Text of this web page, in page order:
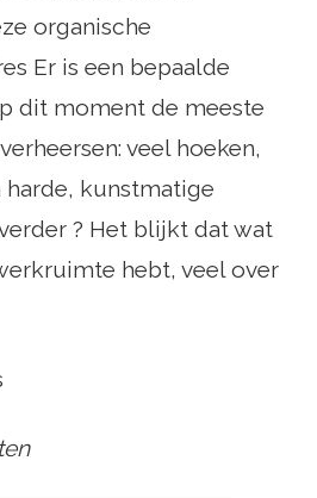
organische
Er is een bepaalde
dit moment de meeste
veel hoeken,
kunstmatige
? Het blijkt dat wat
hebt, veel over